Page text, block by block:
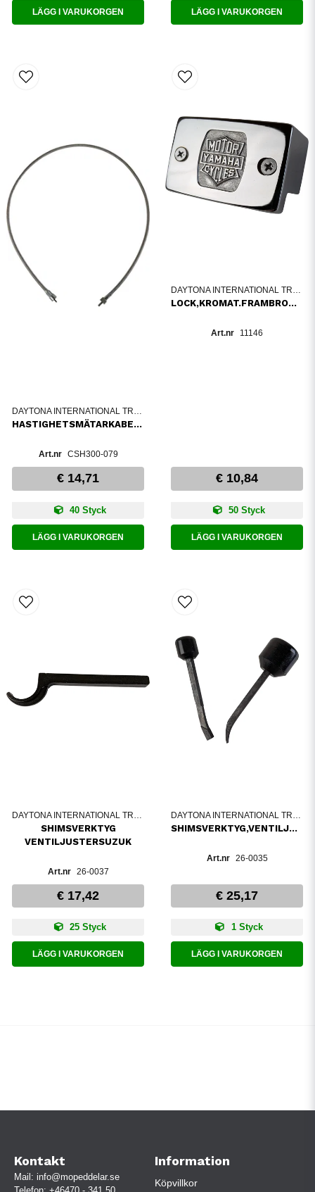
LÄGG I VARUKORGEN LÄGG I VARUKORGEN
HASTIGHETSMÄTARKABEL+6
CSH300-079
€ 14,71
40 Styck
LÄGG I VARUKORGEN
DAYTONA INTERNATIONAL TRADING
LOCK,KROMAT.FRAMBROMSCYL.YAMA
11146
€ 10,84
50 Styck
LÄGG I VARUKORGEN
SHIMSVERKTYG
VENTILJUSTERSUZUK
26-0037
€ 17,42
25 Styck
LÄGG I VARUKORGEN
SHIMSVERKTYG,VENTILJUSTERHONDA
26-0035
€ 25,17
1 Styck
LÄGG I VARUKORGEN
Kontakt
Mail: info@mopeddelar.se
Information
Köpvillkor